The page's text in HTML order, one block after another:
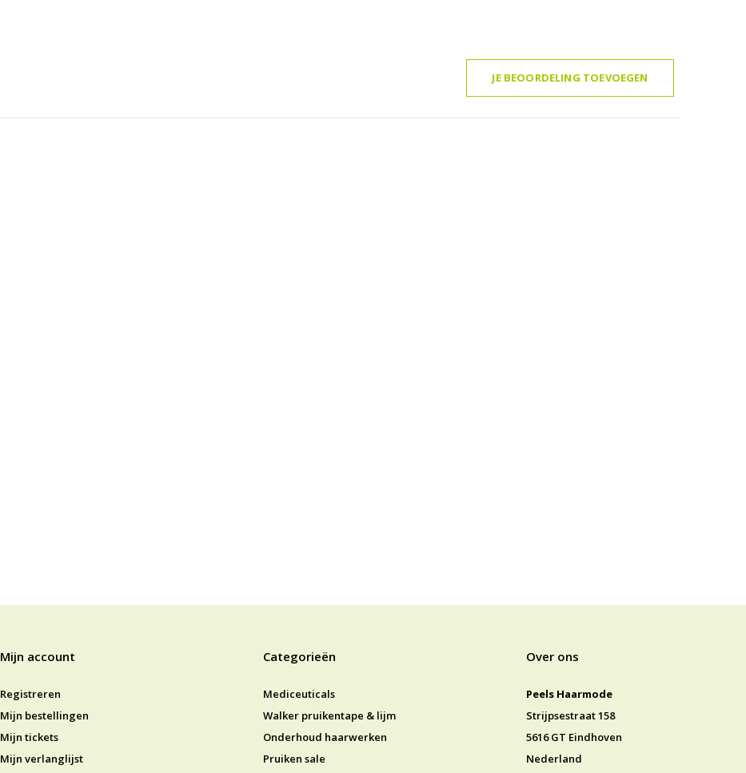
JE BEOORDELING TOEVOEGEN
Mijn account
Registreren
Mijn bestellingen
Mijn tickets
Mijn verlanglijst
Categorieën
Mediceuticals
Walker pruikentape & lijm
Onderhoud haarwerken
Pruiken sale
Over ons
Peels Haarmode
Strijpsestraat 158
5616 GT Eindhoven
Nederland